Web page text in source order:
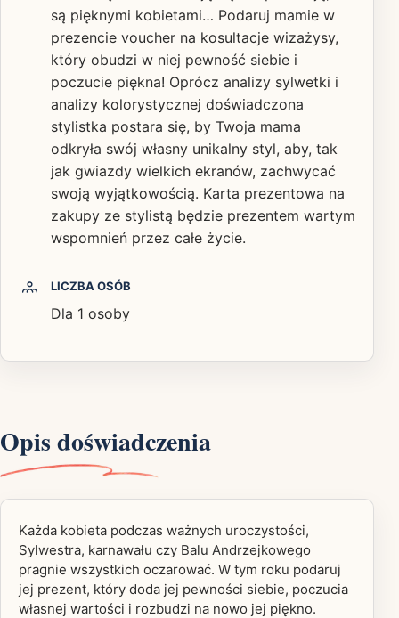
są pięknymi kobietami… Podaruj mamie w
prezencie voucher na kosultacje wizażysy,
który obudzi w niej pewność siebie i
poczucie piękna! Oprócz analizy sylwetki i
analizy kolorystycznej doświadczona
stylistka postara się, by Twoja mama
odkryła swój własny unikalny styl, aby, tak
jak gwiazdy wielkich ekranów, zachwycać
swoją wyjątkowością. Karta prezentowa na
zakupy ze stylistą będzie prezentem wartym
wspomnień przez całe życie.
LICZBA OSÓB
Dla 1 osoby
Opis doświadczenia
Każda kobieta podczas ważnych uroczystości,
Sylwestra, karnawału czy Balu Andrzejkowego
pragnie wszystkich oczarować. W tym roku podaruj
jej prezent, który doda jej pewności siebie, poczucia
własnej wartości i rozbudzi na nowo jej piękno.